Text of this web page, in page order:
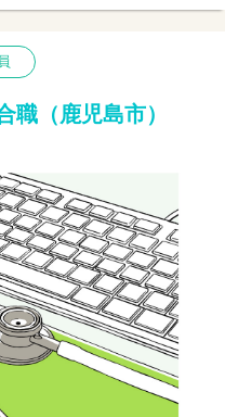
界
職（鹿児島市）